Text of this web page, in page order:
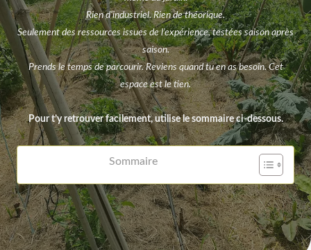
Rien d’industriel. Rien de théorique.
Seulement des ressources issues de l’expérience, testées saison après
saison.
Prends le temps de parcourir. Reviens quand tu en as besoin. Cet
espace est le tien.
Pour t’y retrouver facilement, utilise le sommaire ci-dessous.
Sommaire